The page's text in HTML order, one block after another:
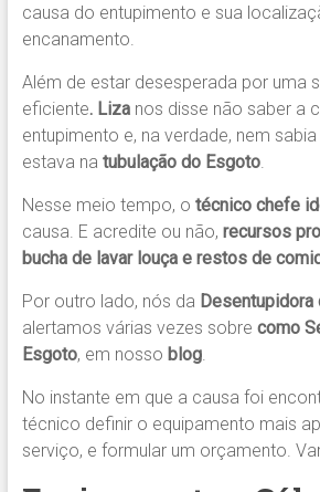
causa do entupimento e sua
encanamento.
Além de estar desesperada por uma
eficiente. Lizanos disse não saber a
entupimento e, na verdade, nem
estava na tubulação do Esgoto.
Nesse meio tempo, o técnico chefe
causa. E acredite ou não, recursos
bucha de lavar louça e restos de
Por outro lado, nós da Desentupidora
alertamos várias vezes sobre como
Esgoto, em nosso blog.
No instante em que a causa foi
técnico definir o equipamento mais
serviço, e formular um orçamento.